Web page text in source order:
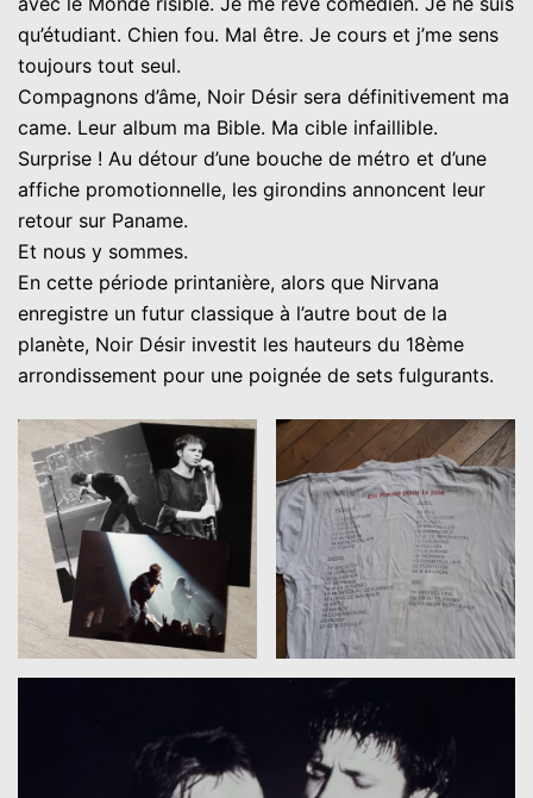
qu’étudiant. Chien fou. Mal être. Je cours et j’me sens
toujours tout seul.
Compagnons d’âme, Noir Désir sera définitivement ma
came. Leur album ma Bible. Ma cible infaillible.
Surprise ! Au détour d’une bouche de métro et d’une
affiche promotionnelle, les girondins annoncent leur
retour sur Paname.
Et nous y sommes.
En cette période printanière, alors que Nirvana
enregistre un futur classique à l’autre bout de la
planète, Noir Désir investit les hauteurs du 18ème
arrondissement pour une poignée de sets fulgurants.